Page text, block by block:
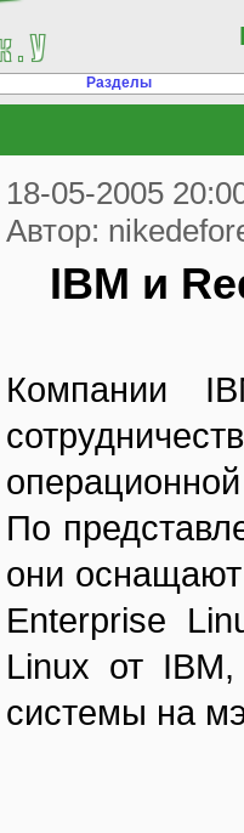
Разделы
18-05-2005
Автор:
IBM и
Компании
По
они оснащают
Enterprise
Linux от
системы на